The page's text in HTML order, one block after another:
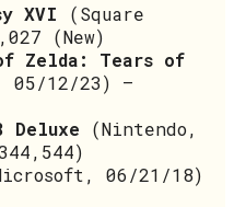
XVI (Square
(New)
Zelda: Tears of
05/12/23) –
Deluxe (Nintendo,
06/21/18)